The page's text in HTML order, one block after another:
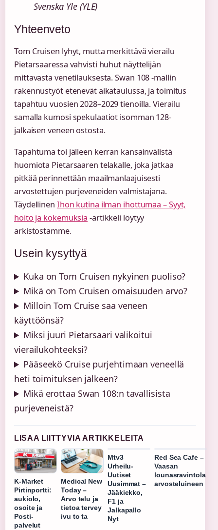
Svenska Yle (YLE)
Yhteenveto
Tom Cruisen lyhyt, mutta merkittävä vierailu
Pietarsaaressa vahvisti huhut näyttelijän
mittavasta venetilauksesta. Swan 108 -mallin
rakennustyöt etenevät aikataulussa, ja toimitus
tapahtuu vuosien 2028–2029 tienoilla. Vierailu
samalla kumosi spekulaatiot isomman 128-
jalkaisen veneen ostosta.
Tapahtuma toi jälleen kerran kansainvälistä
huomiota Pietarsaaren telakalle, joka jatkaa
pitkää perinnettään maailmanlaajuisesti
arvostettujen purjeveneiden valmistajana.
Täydellinen Ihon kutina ilman ihottumaa – Syyt,
hoito ja kokemuksia -artikkeli löytyy
arkistostamme.
Usein kysyttyä
Kuka on Tom Cruisen nykyinen puoliso?
Mikä on Tom Cruisen omaisuuden arvo?
Milloin Tom Cruise saa veneen
käyttöönsä?
Miksi juuri Pietarsaari valikoitui
vierailukohteeksi?
Pääseekö Cruise purjehtimaan veneellä
heti toimituksen jälkeen?
Mikä erottaa Swan 108:n tavallisista
purjeveneistä?
LISAA LIITTYVIA ARTIKKELEITA
K-Market
Pirtinportti:
aukiolo,
osoite ja
Posti-
palvelut
Medical New
Today –
Arvo telu ja
tietoa tervey
ivu to ta
Mtv3
Urheilu-
Uutiset
Uusimmat –
Jääkiekko,
F1 ja
Jalkapallo
Nyt
Red Sea Cafe –
Vaasan
lounasravintola
arvosteluineen